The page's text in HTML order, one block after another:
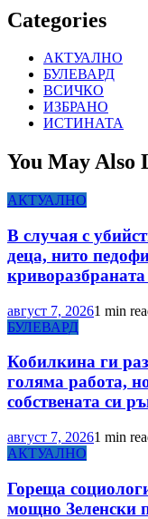
Categories
АКТУАЛНО
БУЛЕВАРД
ВСИЧКО
ИЗБРАНО
ИСТИНАТА
You May Also
АКТУАЛНО
В случая с
деца, нито
август 7, 20261 min
БУЛЕВАРД
Кобилкина ги
голяма работа,
собствената си
август 7, 20261 min
АКТУАЛНО
Гореща
мощно Зеленски